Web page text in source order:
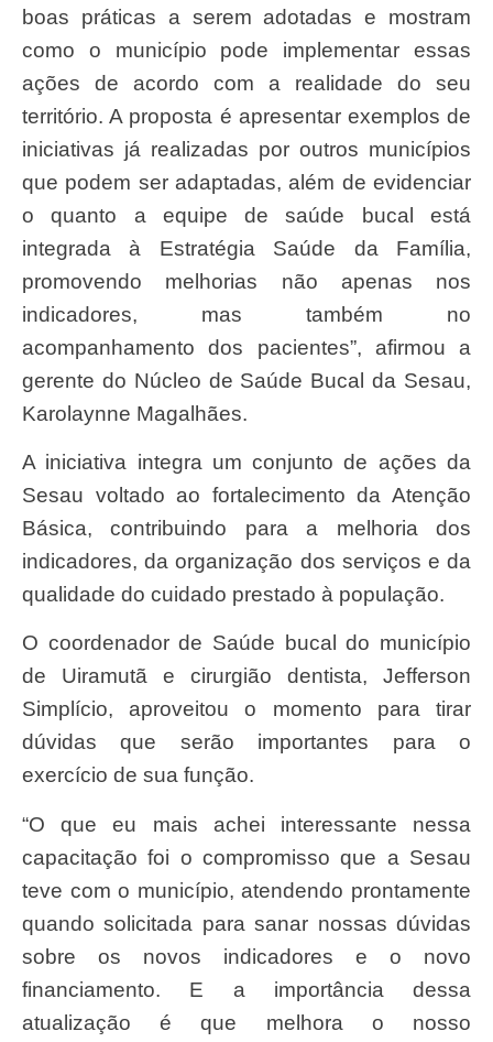
boas práticas a serem adotadas e mostram
como o município pode implementar essas
ações de acordo com a realidade do seu
território. A proposta é apresentar exemplos de
iniciativas já realizadas por outros municípios
que podem ser adaptadas, além de evidenciar
o quanto a equipe de saúde bucal está
integrada à Estratégia Saúde da Família,
promovendo melhorias não apenas nos
indicadores, mas também no
acompanhamento dos pacientes”, afirmou a
gerente do Núcleo de Saúde Bucal da Sesau,
Karolaynne Magalhães.
A iniciativa integra um conjunto de ações da
Sesau voltado ao fortalecimento da Atenção
Básica, contribuindo para a melhoria dos
indicadores, da organização dos serviços e da
qualidade do cuidado prestado à população.
O coordenador de Saúde bucal do município
de Uiramutã e cirurgião dentista, Jefferson
Simplício, aproveitou o momento para tirar
dúvidas que serão importantes para o
exercício de sua função.
“O que eu mais achei interessante nessa
capacitação foi o compromisso que a Sesau
teve com o município, atendendo prontamente
quando solicitada para sanar nossas dúvidas
sobre os novos indicadores e o novo
financiamento. E a importância dessa
atualização é que melhora o nosso